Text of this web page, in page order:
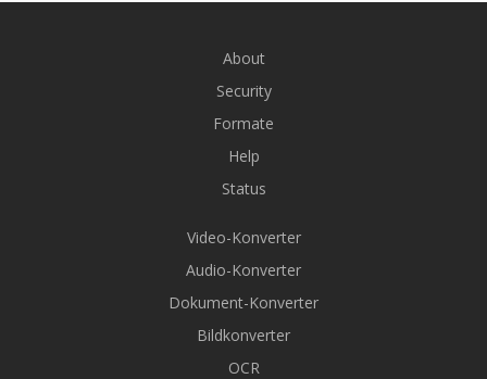
About
Security
Formate
Help
Status
Video-Konverter
Audio-Konverter
Dokument-Konverter
Bildkonverter
OCR